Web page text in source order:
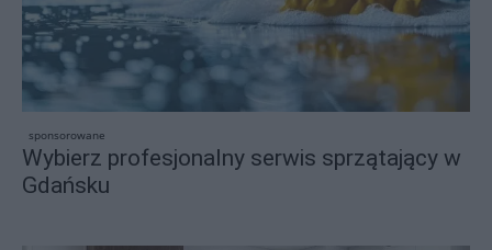
sponsorowane
Wybierz profesjonalny serwis sprzątający w
Gdańsku